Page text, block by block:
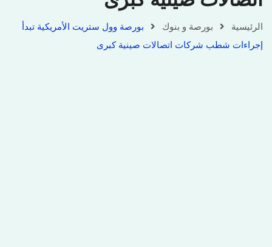
الرئيسية بورصة و بنوك
بورصة وول ستريت الأمريكية تبدأ
إجراءات شطب شركات اتصالات صينية كبرى